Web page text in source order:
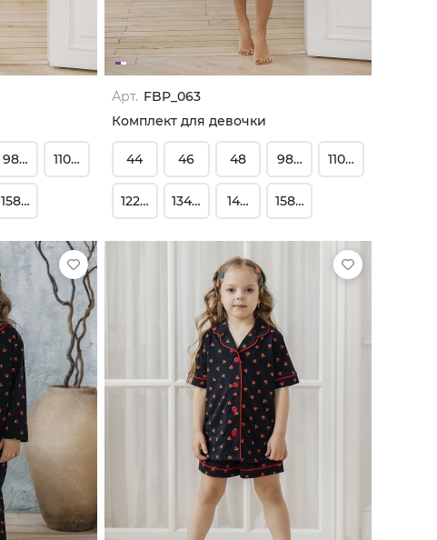
98-104 110-116
158-164
Арт. FBP_063
Комплект для девочки
44 46 48 98-104 110-116
122-128 134-140 146-152 158-164